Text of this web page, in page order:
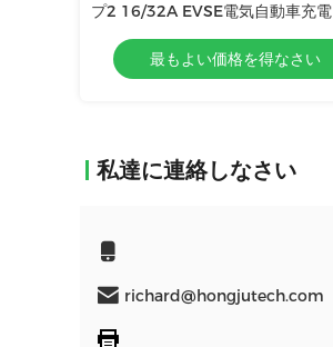
プ2 16/32A EVSE電気自動車充電
最もよい価格を得なさい
私達に連絡しなさい
richard@hongjutech.com